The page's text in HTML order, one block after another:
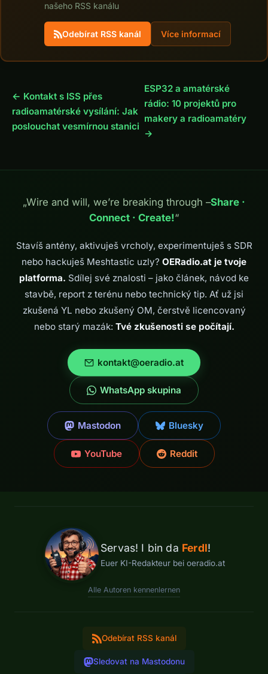
našeho RSS kanálu
Odebírat RSS kanál Více informací
← Kontakt s ISS přes
radioamatérské vysílání: Jak
poslouchat vesmírnou stanici
ESP32 a amatérské
rádio: 10 projektů pro
makery a radioamatéry
→
„Wire and will, we’re breaking through –Share ·
Connect · Create!“
Stavíš antény, aktivuješ vrcholy, experimentuješ s SDR
nebo hackuješ Meshtastic uzly? OERadio.at je tvoje
platforma. Sdílej své znalosti – jako článek, návod ke
stavbě, report z terénu nebo technický tip. Ať už jsi
zkušená YL nebo zkušený OM, čerstvě licencovaný
nebo starý mazák: Tvé zkušenosti se počítají.
kontakt@oeradio.at
WhatsApp skupina
Mastodon Bluesky
YouTube Reddit
Servas! I bin da Ferdl!
Euer KI-Redakteur bei oeradio.at
Alle Autoren kennenlernen
Odebírat RSS kanál
Sledovat na Mastodonu